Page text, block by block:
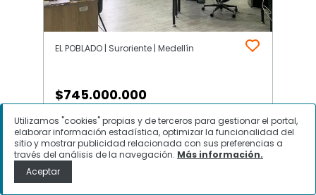
EL POBLADO | Suroriente | Medellín
$745.000.000
Local Comercial en Venta, EL
POBLADO, Medellín
Utilizamos "cookies" propias y de terceros para gestionar el portal,
elaborar información estadística, optimizar la funcionalidad del
sitio y mostrar publicidad relacionada con sus preferencias a
través del análisis de la navegación. Más información.
Aceptar